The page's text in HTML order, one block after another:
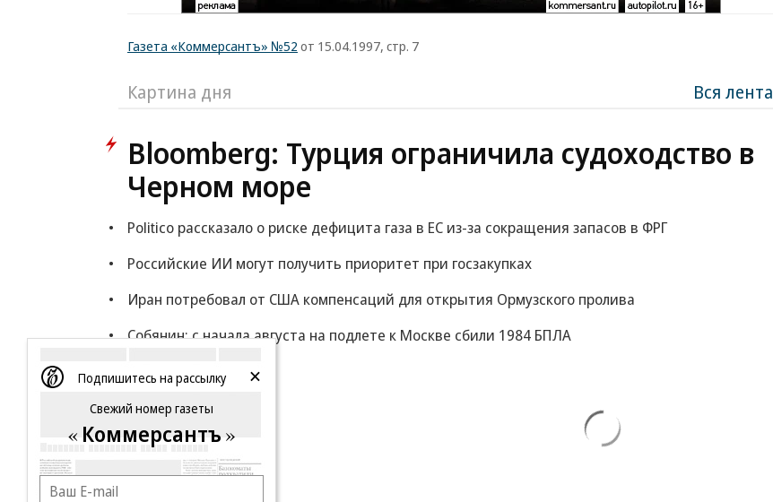
Газета «Коммерсантъ» №52 от 15.04.1997, стр. 7
Картина дня Вся лента
Bloomberg: Турция ограничила судоходство в
Черном море
Politico рассказало о риске дефицита газа в ЕС из-за сокращения запасов в ФРГ
Российские ИИ могут получить приоритет при госзакупках
Иран потребовал от США компенсаций для открытия Ормузского пролива
Собянин: с начала августа на подлете к Москве сбили 1984 БПЛА
Подпишитесь на рассылку
Свежий номер газеты
Коммерсантъ